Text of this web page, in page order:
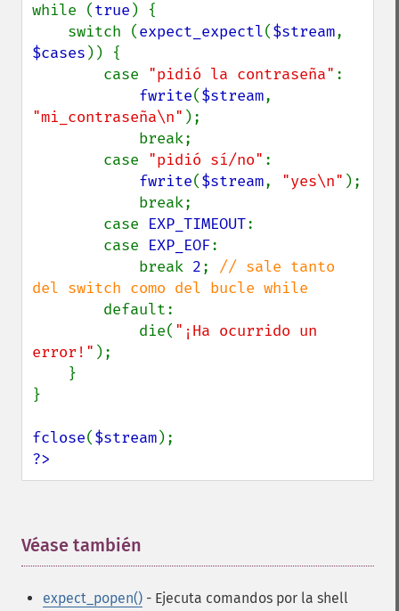
while (true ) {
    switch (
expect_expectl($stream
$cases )) {
        case
"pidió la contraseña" :
fwrite($stream
"mi_contraseña\n" );
        case
"pidió sí/no" :
fwrite($stream, "yes\n" );
        case
EXP_TIMEOUT:
        case
EXP_EOF:
            break
2; // sale tanto
del switch como del bucle while
default:
            die(
"¡Ha ocurrido un
error!" );
}
fclose($stream
?>
Véase también
expect_popen() - Ejecuta comandos por la shell